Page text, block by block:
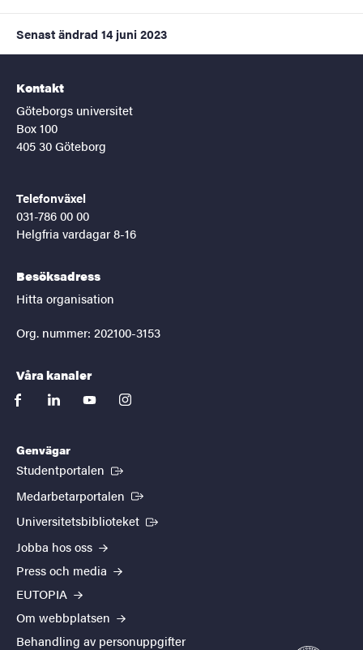
Senast ändrad 14 juni 2023
Kontakt
Göteborgs universitet
Box 100
405 30 Göteborg
Telefonväxel
031-786 00 00
Helgfria vardagar 8-16
Besöksadress
Hitta organisation
Org. nummer: 202100-3153
Våra kanaler
facebooklinkedinyoutubeinstagram
Genvägar
Studentportalen (Extern länk)
Medarbetarportalen (Extern länk)
Universitetsbiblioteket (Extern länk)
Jobba hos oss
Press och media
EUTOPIA
Om webbplatsen
Behandling av personuppgifter